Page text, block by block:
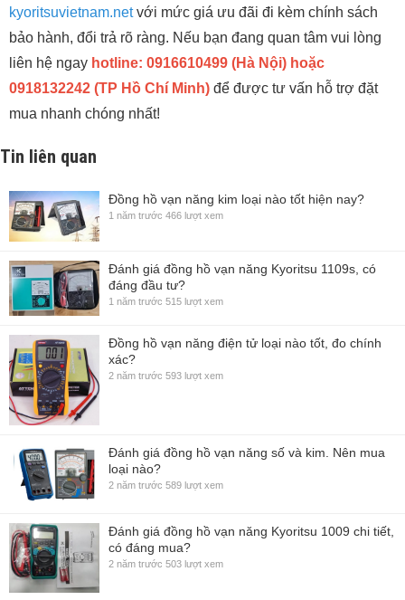
kyoritsuvietnam.netvới mức giá ưu đãi đi kèm chính sách
bảo hành, đổi trả rõ ràng. Nếu bạn đang quan tâm vui lòng
liên hệ ngay hotline: 0916610499 (Hà Nội) hoặc
0918132242 (TP Hồ Chí Minh) để được tư vấn hỗ trợ đặt
mua nhanh chóng nhất!
Tin liên quan
Đồng hồ vạn năng kim loại nào tốt hiện nay?
1 năm trước 466 lượt xem
Đánh giá đồng hồ vạn năng Kyoritsu 1109s, có
đáng đầu tư?
1 năm trước 515 lượt xem
Đồng hồ vạn năng điện tử loại nào tốt, đo chính
xác?
2 năm trước 593 lượt xem
Đánh giá đồng hồ vạn năng số và kim. Nên mua
loại nào?
2 năm trước 589 lượt xem
Đánh giá đồng hồ vạn năng Kyoritsu 1009 chi tiết,
có đáng mua?
2 năm trước 503 lượt xem